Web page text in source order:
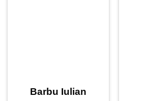
Barbu Iulian